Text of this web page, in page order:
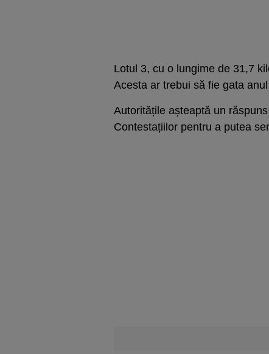
Lotul 3, cu o lungime de 31,7
Acesta ar trebui să fie gata
Autoritățile așteaptă un
Contestațiilor pentru a putea